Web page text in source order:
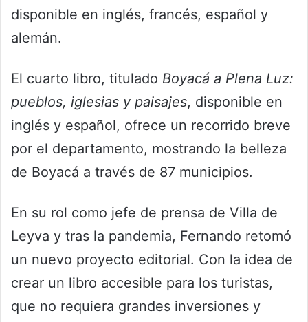
disponible en inglés, francés, español y
alemán.
El cuarto libro, titulado Boyacá a Plena Luz:
pueblos, iglesias y paisajes, disponible en
inglés y español, ofrece un recorrido breve
por el departamento, mostrando la belleza
de Boyacá a través de 87 municipios.
En su rol como jefe de prensa de Villa de
Leyva y tras la pandemia, Fernando retomó
un nuevo proyecto editorial. Con la idea de
crear un libro accesible para los turistas,
que no requiera grandes inversiones y